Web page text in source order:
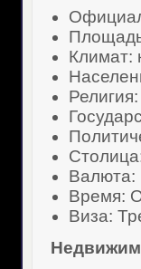
Климат:
Валюта:
Время:
Виза: